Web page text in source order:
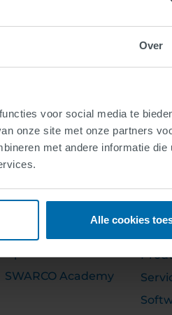
Over
voor social media te
onze site met onze partners
met andere informatie die
Alle cookies
WERKEN BIJ
Open Positions
SWARCO Academy